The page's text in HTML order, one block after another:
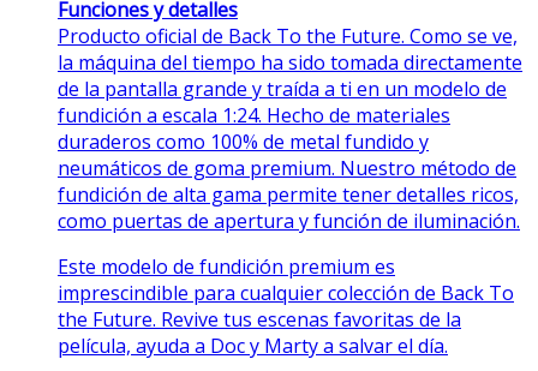
Funciones y detalles
Producto oficial de Back To the Future. Como se ve,
la máquina del tiempo ha sido tomada directamente
de la pantalla grande y traída a ti en un modelo de
fundición a escala 1:24. Hecho de materiales
duraderos como 100% de metal fundido y
neumáticos de goma premium. Nuestro método de
fundición de alta gama permite tener detalles ricos,
como puertas de apertura y función de iluminación.
Este modelo de fundición premium es
imprescindible para cualquier colección de Back To
the Future. Revive tus escenas favoritas de la
película, ayuda a Doc y Marty a salvar el día.